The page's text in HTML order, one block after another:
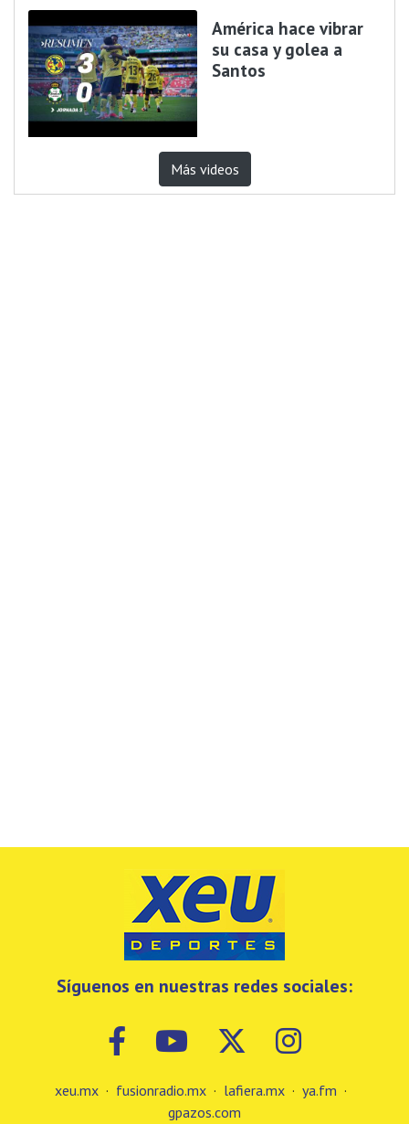
América hace vibrar
su casa y golea a
Santos
Más videos
Síguenos en nuestras redes sociales:
xeu.mx · fusionradio.mx · lafiera.mx · ya.fm ·
gpazos.com